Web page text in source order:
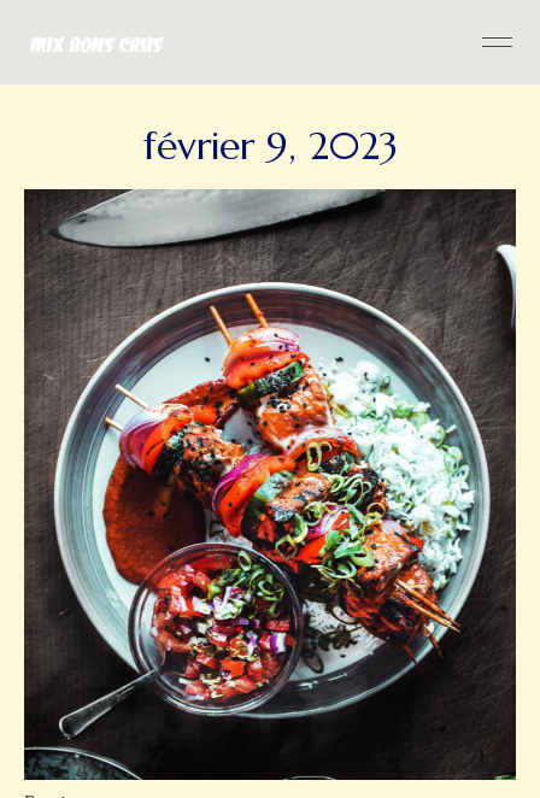
février 9, 2023